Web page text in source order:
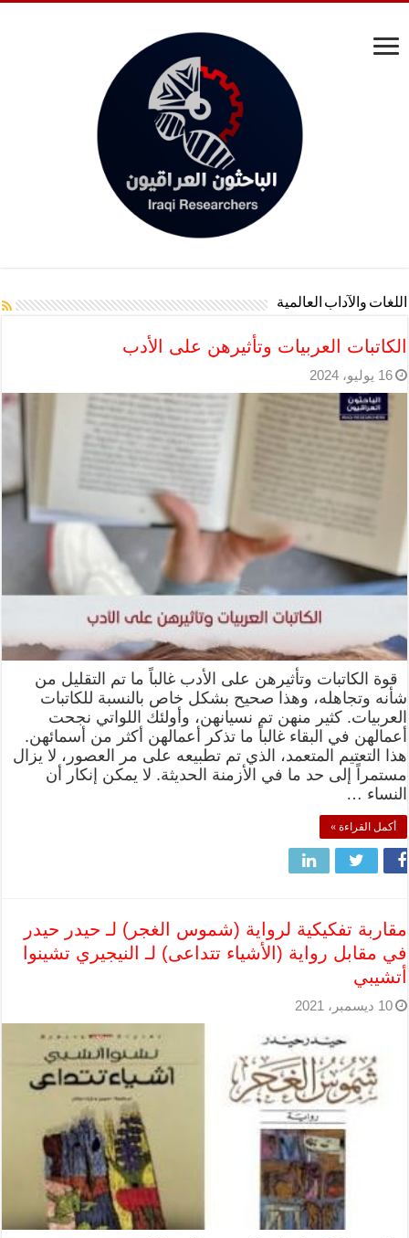
اللغات والآداب العالمية
الكاتبات العربيات وتأثيرهن على الأدب
16 يوليو، 2024
قوة الكاتبات وتأثيرهن على الأدب غالباً ما تم التقليل من
شأنه وتجاهله، وهذا صحيح بشكل خاص بالنسبة للكاتبات
العربيات. كثير منهن تم نسيانهن، وأولئك اللواتي نجحت
أعمالهن في البقاء غالباً ما تذكر أعمالهن أكثر من أسمائهن.
هذا التعتيم المتعمد، الذي تم تطبيعه على مر العصور، لا يزال
مستمراً إلى حد ما في الأزمنة الحديثة. لا يمكن إنكار أن
النساء …
أكمل القراءة »
مقاربة تفكيكية لرواية (شموس الغجر) لـ حيدر حيدر
في مقابل رواية (الأشياء تتداعى) لـ النيجيري تشينوا
أتشيبي
10 ديسمبر، 2021